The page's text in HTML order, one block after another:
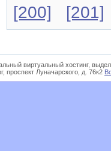
[200]
[201]
виртуальный хостинг,
проспект Луначарского, д. 76к2